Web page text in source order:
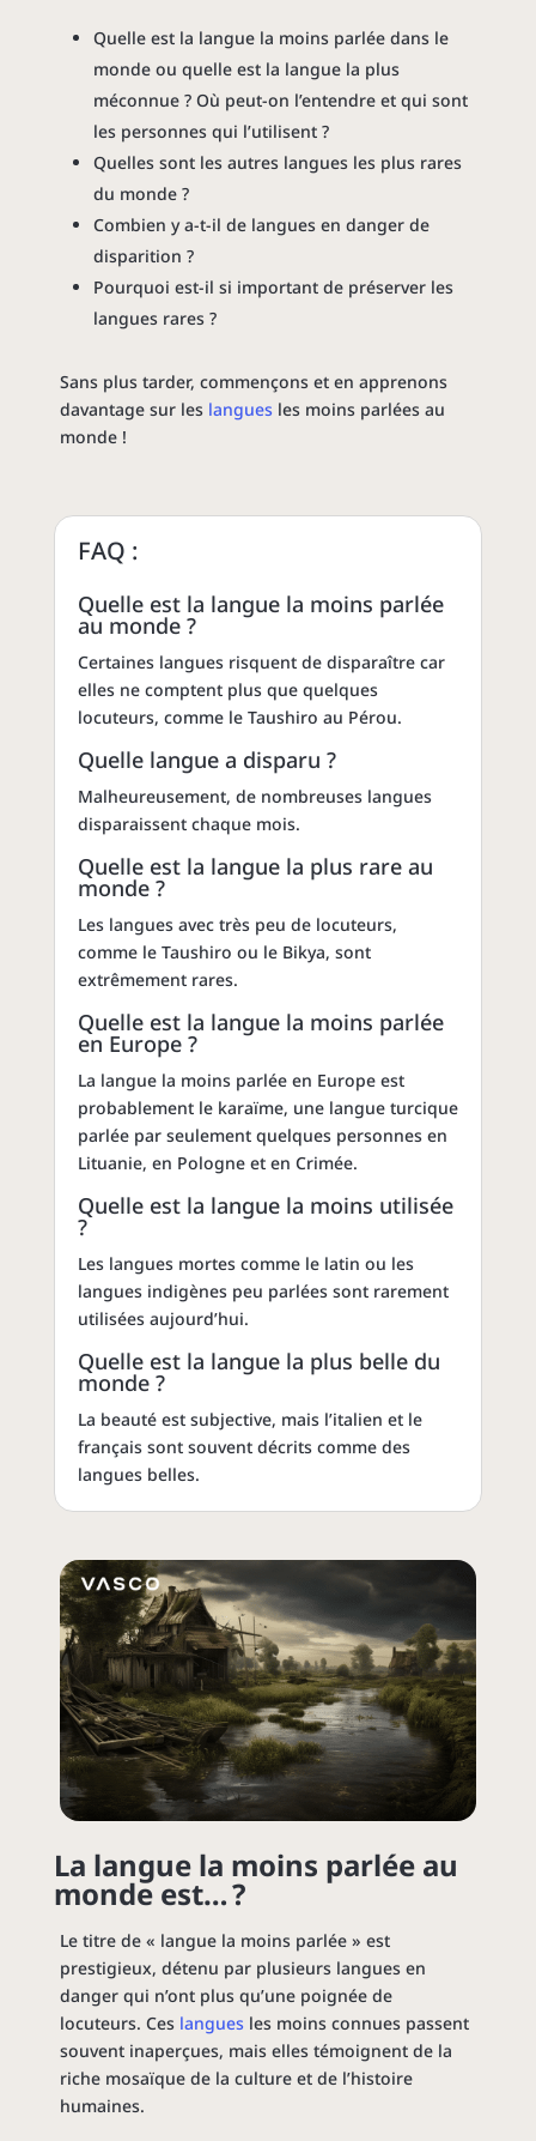
Quelle est la langue la moins parlée dans le
monde ou quelle est la langue la plus
méconnue ? Où peut-on l’entendre et qui sont
les personnes qui l’utilisent ?
Quelles sont les autres langues les plus rares
du monde ?
Combien y a-t-il de langues en danger de
disparition ?
Pourquoi est-il si important de préserver les
langues rares ?
Sans plus tarder, commençons et en apprenons
davantage sur les langues les moins parlées au
monde !
FAQ :
Quelle est la langue la moins parlée
au monde ?
Certaines langues risquent de disparaître car
elles ne comptent plus que quelques
locuteurs, comme le Taushiro au Pérou.
Quelle langue a disparu ?
Malheureusement, de nombreuses langues
disparaissent chaque mois.
Quelle est la langue la plus rare au
monde ?
Les langues avec très peu de locuteurs,
comme le Taushiro ou le Bikya, sont
extrêmement rares.
Quelle est la langue la moins parlée
en Europe ?
La langue la moins parlée en Europe est
probablement le karaïme, une langue turcique
parlée par seulement quelques personnes en
Lituanie, en Pologne et en Crimée.
Quelle est la langue la moins utilisée
?
Les langues mortes comme le latin ou les
langues indigènes peu parlées sont rarement
utilisées aujourd’hui.
Quelle est la langue la plus belle du
monde ?
La beauté est subjective, mais l’italien et le
français sont souvent décrits comme des
langues belles.
La langue la moins parlée au
monde est… ?
Le titre de « langue la moins parlée » est
prestigieux, détenu par plusieurs langues en
danger qui n’ont plus qu’une poignée de
locuteurs. Ces langues les moins connues passent
souvent inaperçues, mais elles témoignent de la
riche mosaïque de la culture et de l’histoire
humaines.